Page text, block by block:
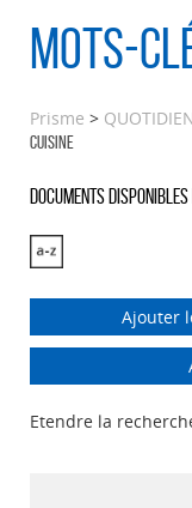
Mots-
Prisme > QUOTIDIEN
CUISINE
Documents
Ajouter
Etendre la